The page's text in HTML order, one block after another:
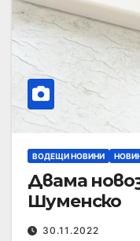
ВОДЕЩИ НОВИНИ
Двама
Шуменско
30.11.2022